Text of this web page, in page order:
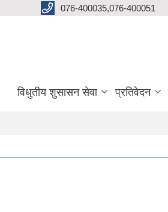
076-400035,076-400051
विधुतीय शुसासन सेवा प्रतिवेदन